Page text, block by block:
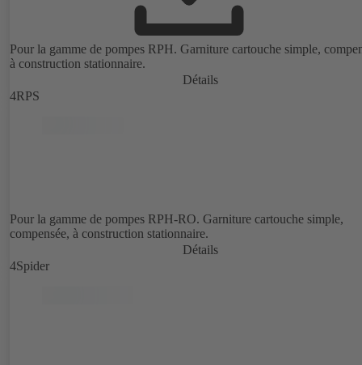
Pour la gamme de pompes RPH. Garniture cartouche simple,
à construction stationnaire.
Détails
4RPS
Pour la gamme de pompes RPH-RO. Garniture cartouche simple,
compensée, à construction stationnaire.
Détails
4Spider